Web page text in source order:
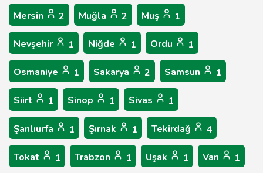
Mersin 2 Muğla 2 Muş 1
Nevşehir 1 Niğde 1 Ordu 1
Osmaniye 1 Sakarya 2 Samsun 1
Siirt 1 Sinop 1 Sivas 1
Şanlıurfa 1 Şırnak 1 Tekirdağ 4
Tokat 1 Trabzon 1 Uşak 1 Van 1